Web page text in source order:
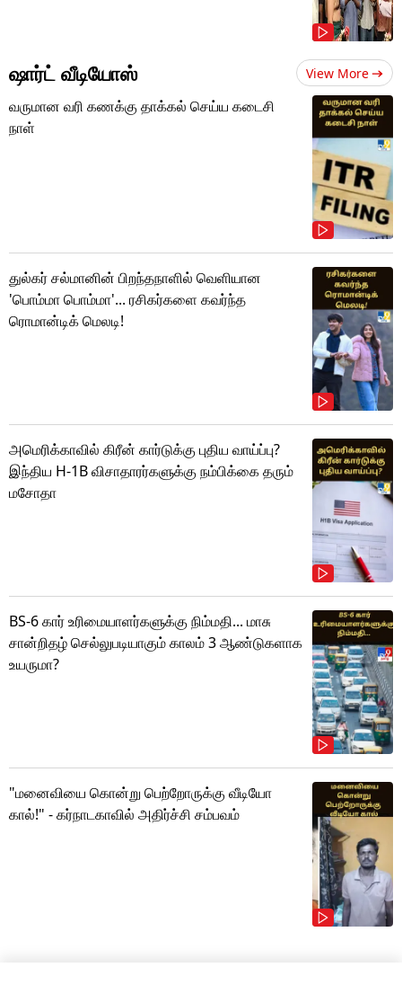
ஷார்ட் வீடியோஸ் View More
வருமான வரி கணக்கு தாக்கல் செய்ய கடைசி
நாள்
துல்கர் சல்மானின் பிறந்தநாளில் வெளியான
'பொம்மா பொம்மா'... ரசிகர்களை கவர்ந்த
ரொமான்டிக் மெலடி!
அமெரிக்காவில் கிரீன் கார்டுக்கு புதிய வாய்ப்பு?
இந்திய H-1B விசாதாரர்களுக்கு நம்பிக்கை தரும்
மசோதா
BS-6 கார் உரிமையாளர்களுக்கு நிம்மதி... மாசு
சான்றிதழ் செல்லுபடியாகும் காலம் 3 ஆண்டுகளாக
உயருமா?
"மனைவியை கொன்று பெற்றோருக்கு வீடியோ
கால்!" - கர்நாடகாவில் அதிர்ச்சி சம்பவம்